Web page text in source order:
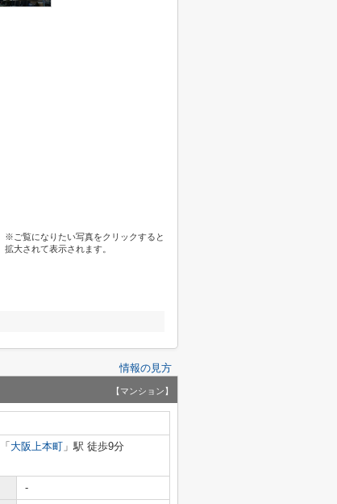
※ご覧になりたい写真をクリックすると
拡大されて表示されます。
情報の見方
【マンション】
「 大阪上本町 」駅 徒歩9分
-